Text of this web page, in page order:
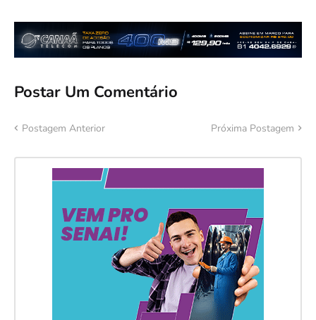
Postar Um Comentário
Postagem Anterior Próxima Postagem